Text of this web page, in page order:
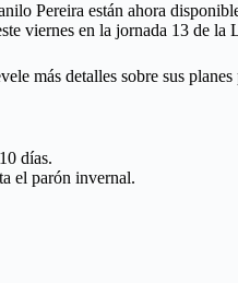
Pereira están ahora
viernes en la jornada 13 de la
más detalles sobre sus
días.
el parón invernal.